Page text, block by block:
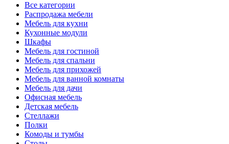
Все категории
Распродажа мебели
Мебель для кухни
Кухонные модули
Шкафы
Мебель для гостиной
Мебель для спальни
Мебель для прихожей
Мебель для ванной комнаты
Мебель для дачи
Офисная мебель
Детская мебель
Стеллажи
Полки
Комоды и тумбы